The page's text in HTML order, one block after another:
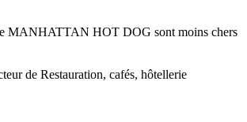
MANHATTAN HOT DOG sont moins chers
de Restauration, cafés, hôtellerie